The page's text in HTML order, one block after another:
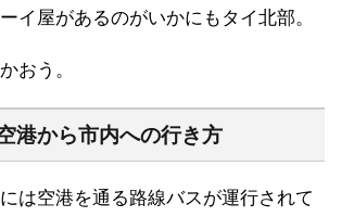
イ屋があるのがいかにもタイ北部。
おう。
港から市内への行き方
は空港を通る路線バスが運行されて